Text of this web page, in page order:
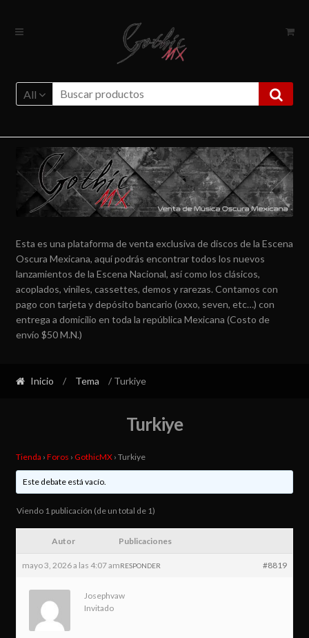
Ir
Ir
All
Esta es una plataforma de venta exclusiva de discos de la Escena
Oscura Mexicana, aquí podrás encontrar todos los nuevos
lanzamientos de la Escena Nacional, así como los clásicos,
acoplados, viniles, cassettes, demos y rarezas. Contamos con
pago con tarjeta y depósito bancario (oxxo, seven, etc…) con
entrega a domicilio en toda la república Mexicana (Costo de
envío $50 M.N.)
Inicio / Tema / Turkiye
Turkiye
Tienda › Foros › GothicMX › Turkiye
Este debate está vacío.
Viendo 1 publicación (de un total de 1)
Autor Publicaciones
mayo 3, 2026 a las 4:07 am #8819
RESPONDER
Josephvaw
Invitado